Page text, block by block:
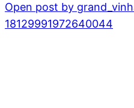
Open post by
18129991972640044